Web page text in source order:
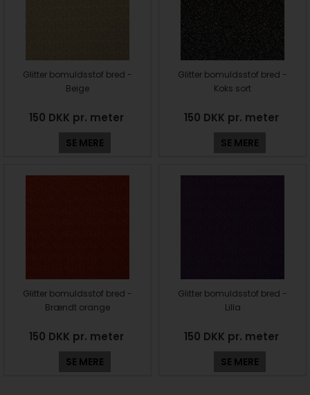
Glitter bomuldsstof bred -
Beige
150 DKK pr. meter
SE MERE
Glitter bomuldsstof bred -
Koks sort
150 DKK pr. meter
SE MERE
Glitter bomuldsstof bred -
Brændt orange
150 DKK pr. meter
SE MERE
Glitter bomuldsstof bred -
Lilla
150 DKK pr. meter
SE MERE